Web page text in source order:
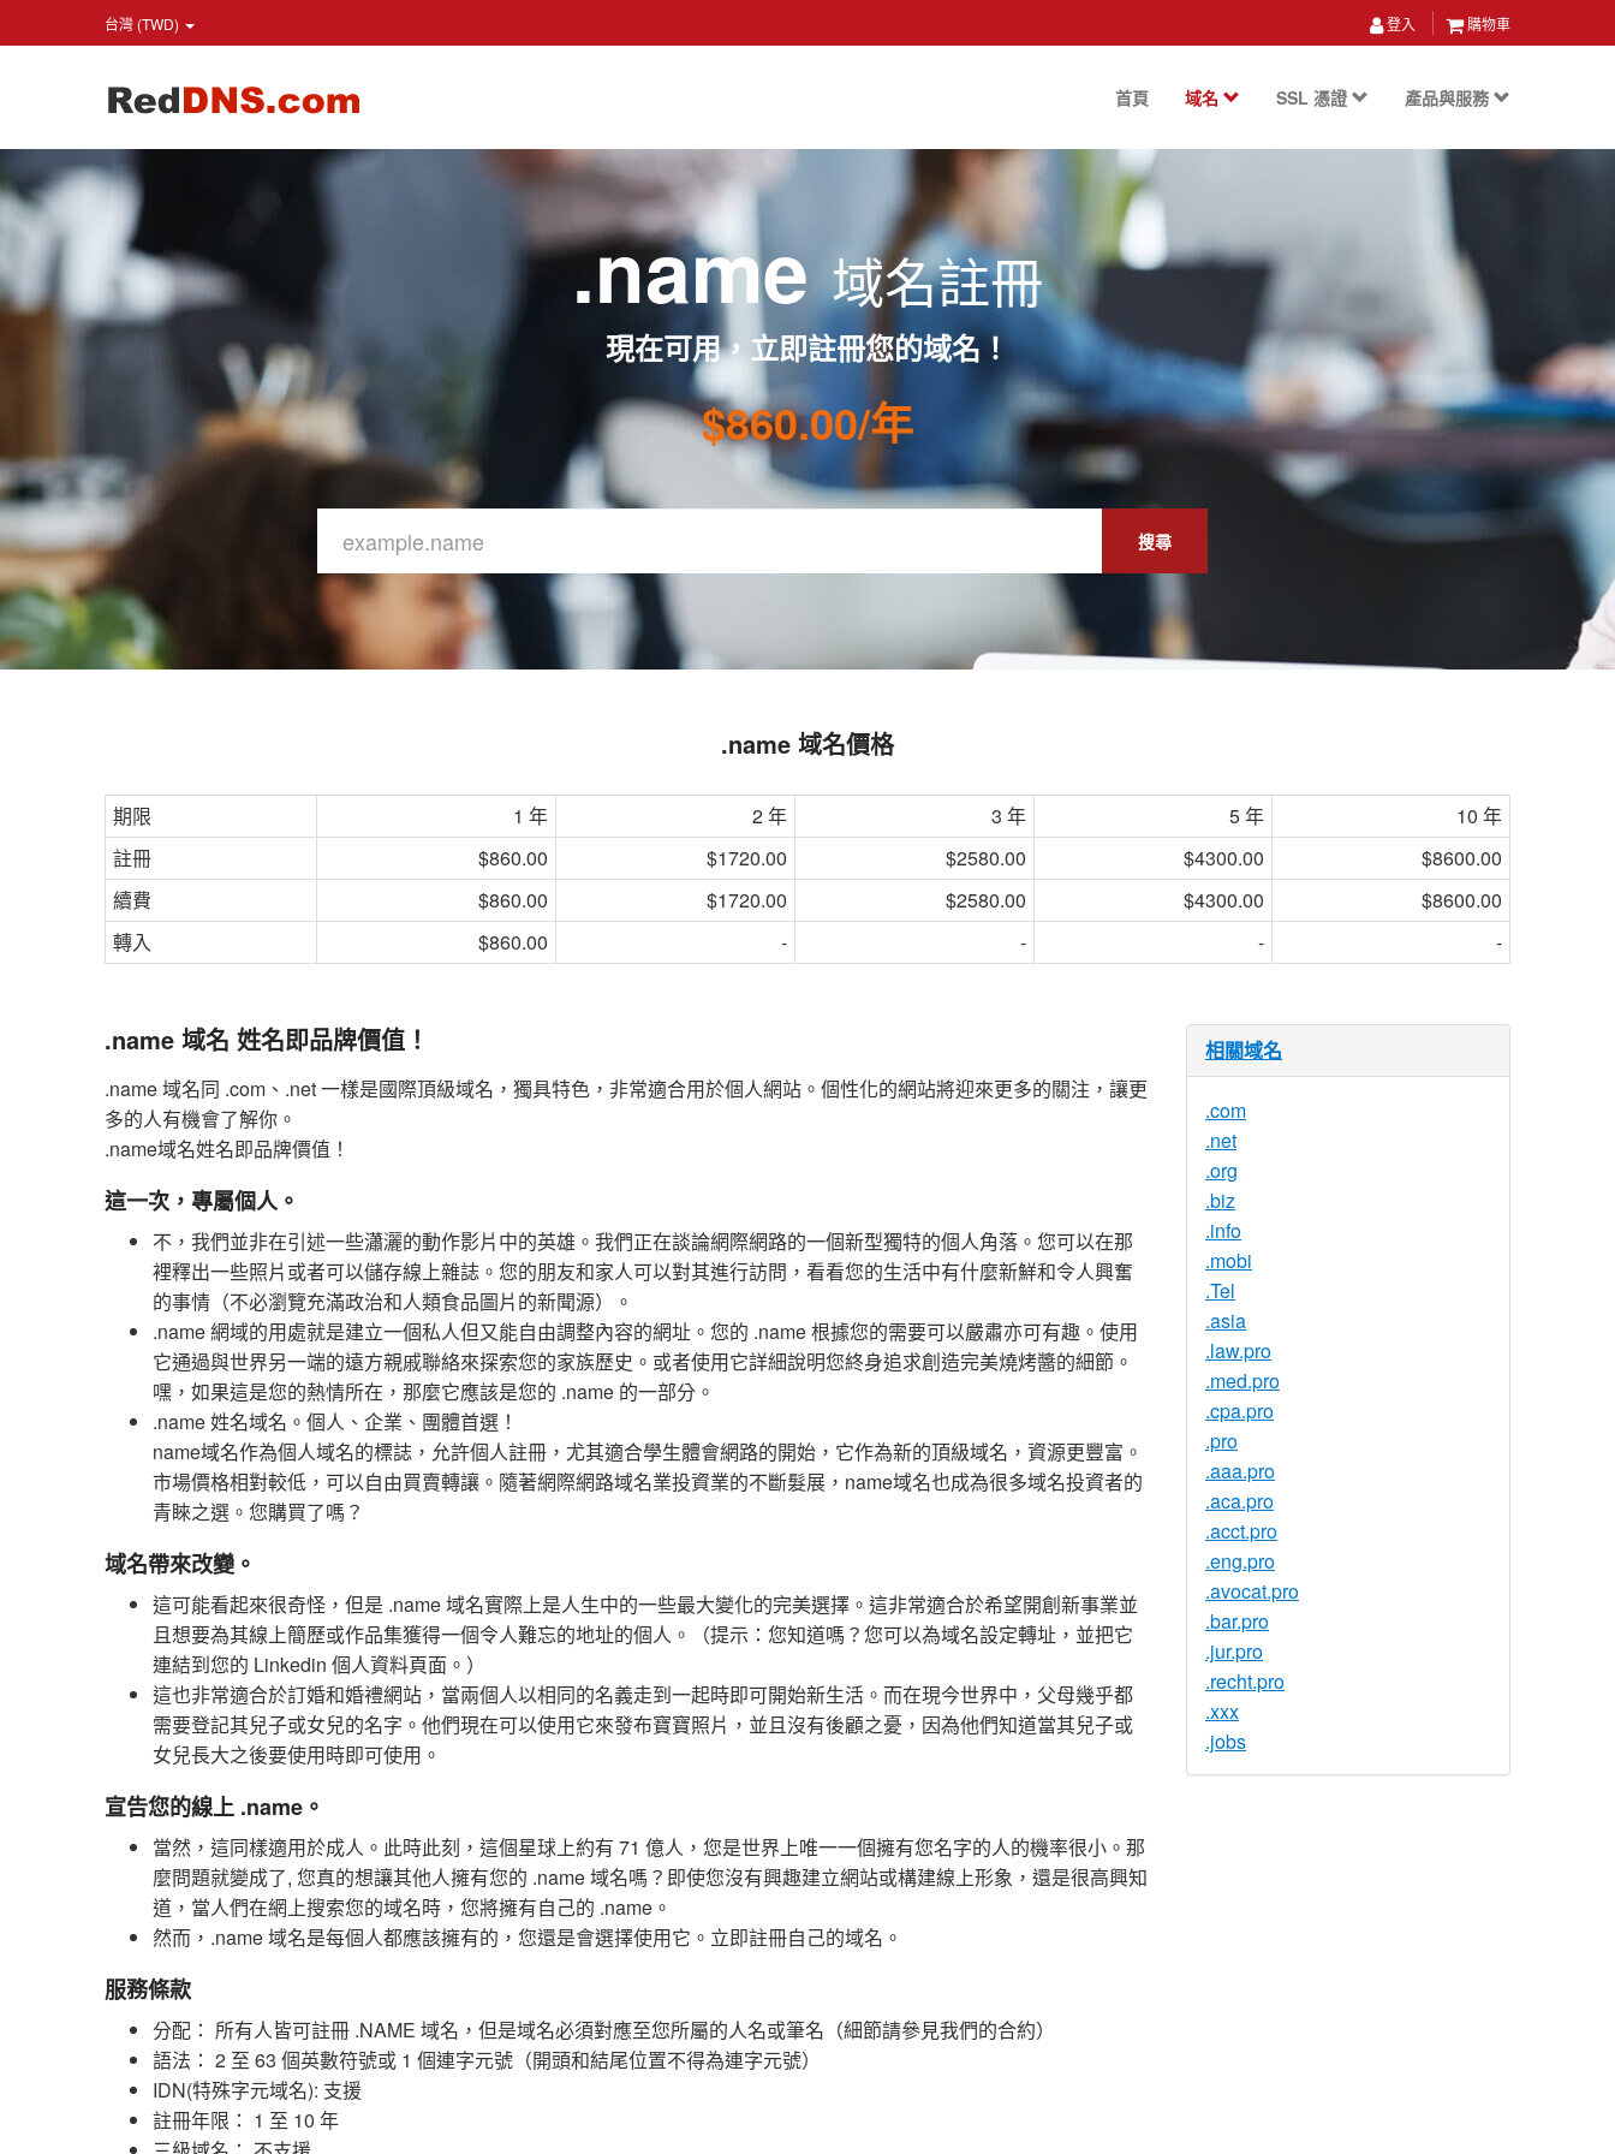
台灣 (TWD) 登入 購物車
首頁 域名 SSL 憑證 產品與服務
.name域名註冊
現在可用，立即註冊您的域名！
$860.00/年
搜尋
.name 域名價格
期限 1 年 2 年 3 年 5 年
10 年
註冊
$860.00 $1720.00 $2580.00 $4300.00
$8600.00
續費
$860.00 $1720.00 $2580.00 $4300.00
$8600.00
轉入
$860.00 - - - -
.name 域名 姓名即品牌價值！
.name 域名同 .com、.net 一樣是國際頂級域名，獨具特色，非常適合用於個人網站。個性化的網站將迎來更多的關注，讓更
多的人有機會了解你。
.name域名姓名即品牌價值！
這一次，專屬個人。
不，我們並非在引述一些瀟灑的動作影片中的英雄。我們正在談論網際網路的一個新型獨特的個人角落。您可以在那
裡釋出一些照片或者可以儲存線上雜誌。您的朋友和家人可以對其進行訪問，看看您的生活中有什麼新鮮和令人興奮
的事情（不必瀏覽充滿政治和人類食品圖片的新聞源）。
.name 網域的用處就是建立一個私人但又能自由調整內容的網址。您的 .name 根據您的需要可以嚴肅亦可有趣。使用
它通過與世界另一端的遠方親戚聯絡來探索您的家族歷史。或者使用它詳細說明您終身追求創造完美燒烤醬的細節。
嘿，如果這是您的熱情所在，那麼它應該是您的 .name 的一部分。
.name 姓名域名。個人、企業、團體首選！
name域名作為個人域名的標誌，允許個人註冊，尤其適合學生體會網路的開始，它作為新的頂級域名，資源更豐富。
市場價格相對較低，可以自由買賣轉讓。隨著網際網路域名業投資業的不斷髮展，name域名也成為很多域名投資者的
青睞之選。您購買了嗎？
域名帶來改變。
這可能看起來很奇怪，但是 .name 域名實際上是人生中的一些最大變化的完美選擇。這非常適合於希望開創新事業並
且想要為其線上簡歷或作品集獲得一個令人難忘的地址的個人。（提示：您知道嗎？您可以為域名設定轉址，並把它
連結到您的 Linkedin 個人資料頁面。）
這也非常適合於訂婚和婚禮網站，當兩個人以相同的名義走到一起時即可開始新生活。而在現今世界中，父母幾乎都
需要登記其兒子或女兒的名字。他們現在可以使用它來發布寶寶照片，並且沒有後顧之憂，因為他們知道當其兒子或
女兒長大之後要使用時即可使用。
宣告您的線上 .name。
當然，這同樣適用於成人。此時此刻，這個星球上約有 71 億人，您是世界上唯一一個擁有您名字的人的機率很小。那
麼問題就變成了, 您真的想讓其他人擁有您的 .name 域名嗎？即使您沒有興趣建立網站或構建線上形象，還是很高興知
道，當人們在網上搜索您的域名時，您將擁有自己的 .name。
然而，.name 域名是每個人都應該擁有的，您還是會選擇使用它。立即註冊自己的域名。
服務條款
分配： 所有人皆可註冊 .NAME 域名，但是域名必須對應至您所屬的人名或筆名（細節請參見我們的合約）
語法： 2 至 63 個英數符號或 1 個連字元號（開頭和結尾位置不得為連字元號）
IDN(特殊字元域名): 支援
註冊年限： 1 至 10 年
相關域名
.com
.net
.org
.biz
.info
.mobi
.Tel
.asia
.law.pro
.med.pro
.cpa.pro
.pro
.aaa.pro
.aca.pro
.acct.pro
.eng.pro
.avocat.pro
.bar.pro
.jur.pro
.recht.pro
.xxx
.jobs